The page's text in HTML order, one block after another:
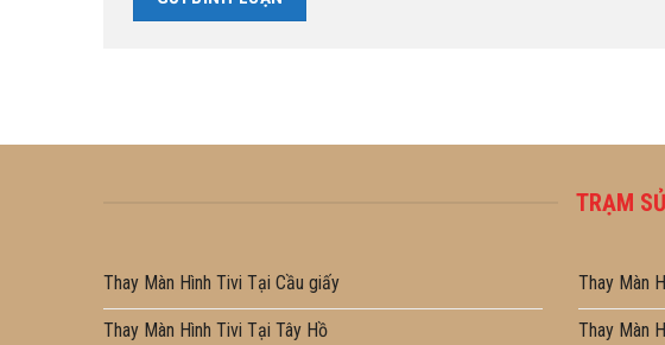
TRẠM
Thay Màn Hình Tivi Tại Cầu giấy
Thay Màn Hình Tivi Tại Tây Hồ
Thay Màn
Thay Màn